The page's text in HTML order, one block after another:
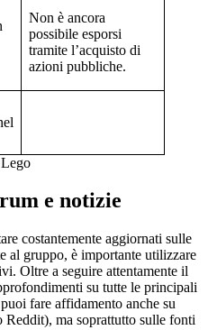
Non è ancora
possibile esporsi
tramite l’acquisto di
azioni pubbliche.
e notizie
costantemente aggiornati sulle
al gruppo, è importante utilizzare
Oltre a seguire attentamente il
su tutte le principali
fare affidamento anche su
ma soprattutto sulle fonti